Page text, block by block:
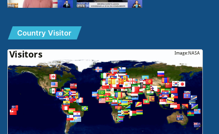
Country Visitor